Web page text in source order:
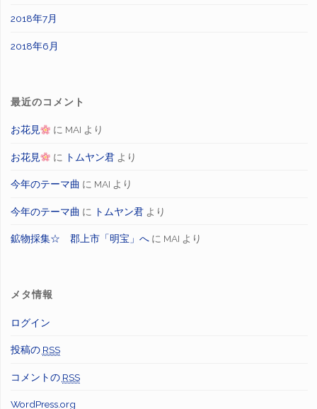
2018年7月
2018年6月
最近のコメント
お花見 に MAI より
お花見 に トムヤン君より
今年のテーマ曲 に MAI より
今年のテーマ曲 に トムヤン君より
鉱物採集☆ 郡上市「明宝」へに MAI より
メタ情報
ログイン
投稿の RSS
コメントの RSS
WordPress.org